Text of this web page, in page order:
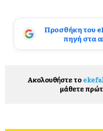
Προσθήκη του
πηγή στα
Ακολουθήστε το
μάθετε